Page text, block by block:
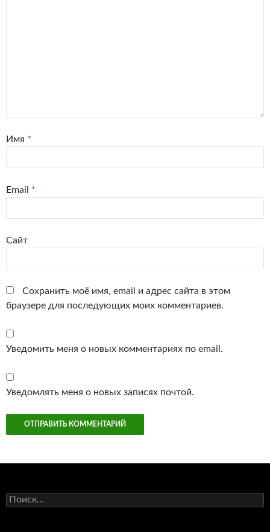
Имя *
Email *
Сайт
Сохранить моё имя, email и адрес сайта в этом
браузере для последующих моих комментариев.
Уведомить меня о новых комментариях по email.
Уведомлять меня о новых записях почтой.
Найти: